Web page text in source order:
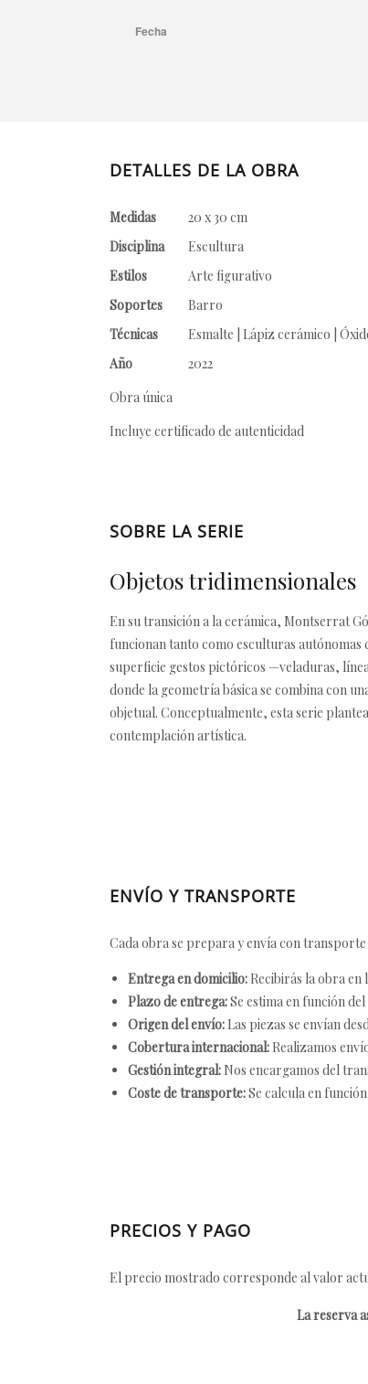
DETALLES DE LA OBRA
Medidas
20 x 30 cm
Disciplina
Escultura
Estilos
Arte figurativo
Soportes
Barro
Técnicas
Esmalte | Lápiz cerámico |
Año
2022
Obra única
Incluye certificado de autenticidad
SOBRE LA SERIE
Objetos tridimensionales
En su transición a la cerámica, Montserrat
funcionan tanto como esculturas autónomas
superficie gestos pictóricos —veladuras,
donde la geometría básica se combina con
objetual. Conceptualmente, esta serie
contemplación artística.
ENVÍO Y TRANSPORTE
Cada obra se prepara y envía con
Entrega en domicilio: Recibirás la obra en
Plazo de entrega:Se estima en función
Origen del envío: Las piezas se envían
Cobertura internacional: Realizamos
Gestión integral: Nos encargamos del
Coste de transporte:Se calcula en
PRECIOS Y PAGO
El precio mostrado corresponde al valor
La reserva